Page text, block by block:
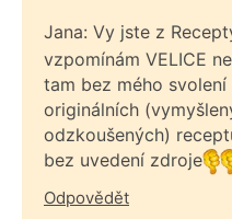
Jana: Vy jste z
vzpomínám VELICE
tam bez mého
originálních
odzkoušených)
bez uvedení zdroje
Odpovědět